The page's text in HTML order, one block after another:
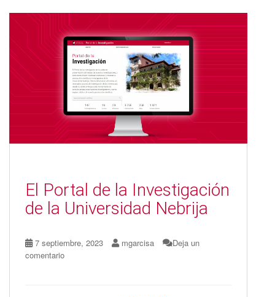
b
o
o
k
d
o
n
l p
ar
ti
r
El Portal de la Investigación
de la Universidad Nebrija
7 septiembre, 2023 mgarcisa
Deja un
comentario